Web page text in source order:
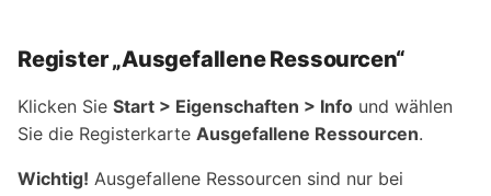
Register „Ausgefallene Ressourcen“
Klicken Sie Start > Eigenschaften > Info und wählen
Sie die Registerkarte Ausgefallene Ressourcen.
Wichtig! Ausgefallene Ressourcen sind nur bei